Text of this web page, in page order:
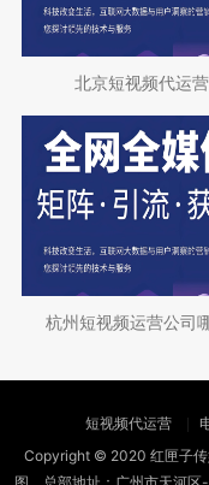
北京短视频代运营
短视频代运营
Copyright © 2020 红匣子